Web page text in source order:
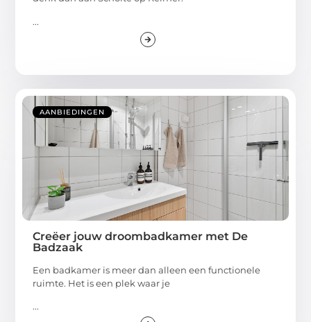
...
AANBIEDINGEN
Creëer jouw droombadkamer met De
Badzaak
Een badkamer is meer dan alleen een functionele
ruimte. Het is een plek waar je
...